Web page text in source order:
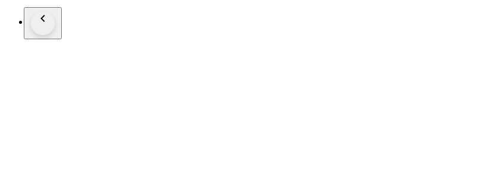
Cierre: Titanio con PVD negro. Con logo. Con pulsadores. Deployante de mariposa.
Dimensiones: Diámetro (sin corona): 44 mm. Altura con asas: 50.7 mm. Grueso: 14.3 mm. Anchura entre asas: 22.5 mm.
Peso: 165 gr